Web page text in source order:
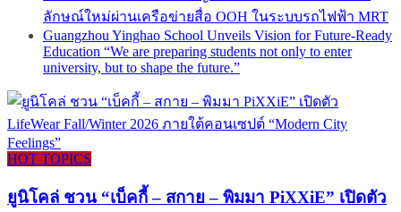
ลักษณ์ใหม่ผ่านเครือข่ายสื่อ OOH ในระบบรถไฟฟ้า MRT
Guangzhou Yinghao School Unveils Vision for Future-Ready
Education “We are preparing students not only to enter
university, but to shape the future.”
HOT TOPICS
ยูนิโคล่ ชวน “เบ็คกี้ – สกาย – พิมมา PiXXiE” เปิดตัว